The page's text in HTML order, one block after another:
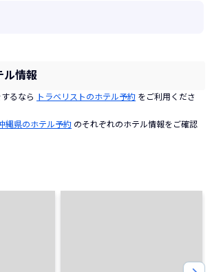
ル情報
るなら トラベリストのホテル予約 をご利用くださ
縄県のホテル予約 のそれぞれのホテル情報をご確認